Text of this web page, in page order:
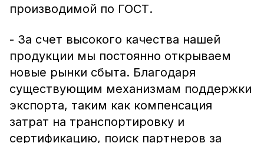
производимой по ГОСТ.
- За счет высокого качества нашей
продукции мы постоянно открываем
новые рынки сбыта. Благодаря
существующим механизмам поддержки
экспорта, таким как компенсация
затрат на транспортировку и
сертификацию, поиск партнеров за